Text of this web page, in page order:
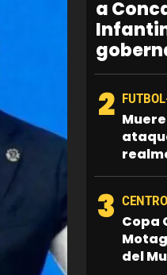
a
2
3 Copa
del